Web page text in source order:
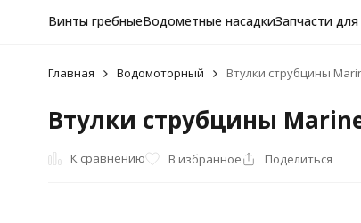
Винты гребныеВодометные насадкиЗапчасти
Главная Водомоторный Втулки струбцины
Втулки струбцины
К сравнению В избранное Поделиться